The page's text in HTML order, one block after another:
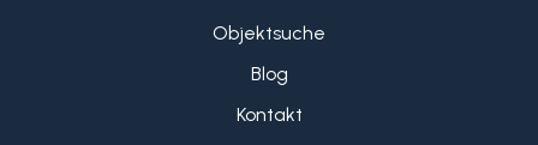
Objektsuche
Blog
Kontakt